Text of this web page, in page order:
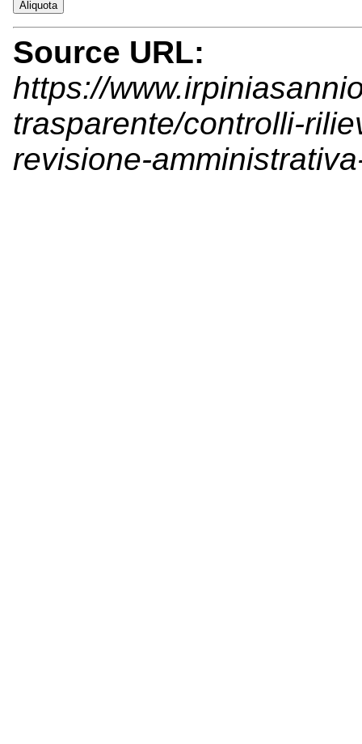
Aliquota
Source URL:
https://
trasparente/controlli-
revisione-